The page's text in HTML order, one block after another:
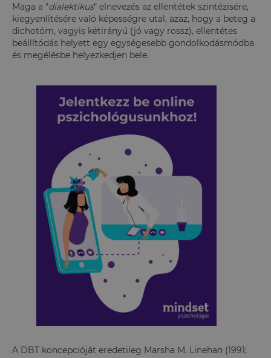
Maga a "dialektikus" elnevezés az ellentétek szintézisére,
kiegyenlítésére való képességre utal, azaz, hogy a beteg a
dichotóm, vagyis kétirányú (jó vagy rossz), ellentétes
beállítódás helyett egy egységesebb gondolkodásmódba
és megélésbe helyezkedjen bele.
A DBT koncepcióját eredetileg Marsha M. Linehan (1991;